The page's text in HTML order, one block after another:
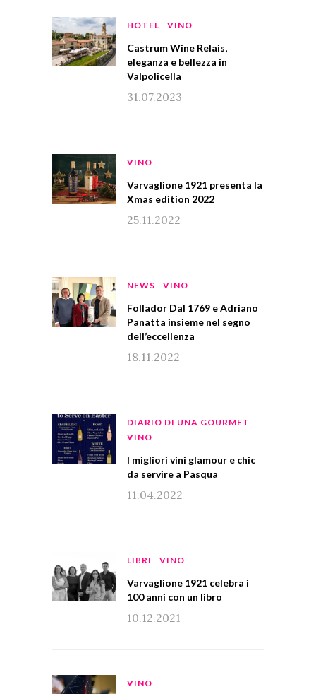
HOTEL VINO
Castrum Wine Relais,
eleganza e bellezza in
Valpolicella
31.07.2023
VINO
Varvaglione 1921 presenta la
Xmas edition 2022
25.11.2022
NEWS VINO
Follador Dal 1769 e Adriano
Panatta insieme nel segno
dell’eccellenza
18.11.2022
DIARIO DI UNA GOURMET
VINO
I migliori vini glamour e chic
da servire a Pasqua
11.04.2022
LIBRI VINO
Varvaglione 1921 celebra i
100 anni con un libro
10.12.2021
VINO